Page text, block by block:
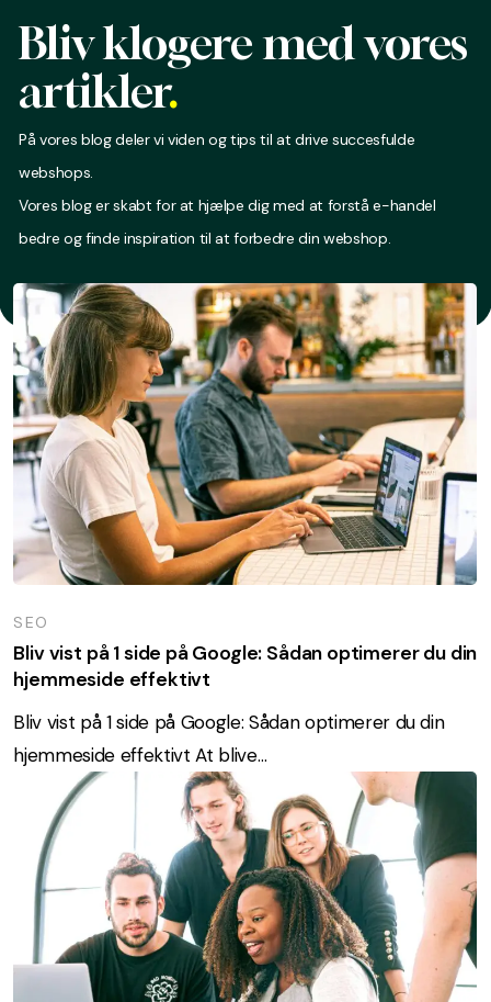
Bliv klogere med vores
artikler.
På vores blog deler vi viden og tips til at drive succesfulde
webshops.
Vores blog er skabt for at hjælpe dig med at forstå e-handel
bedre og finde inspiration til at forbedre din webshop.
SEO
Bliv vist på 1 side på Google: Sådan optimerer du din
hjemmeside effektivt
Bliv vist på 1 side på Google: Sådan optimerer du din
hjemmeside effektivt At blive…